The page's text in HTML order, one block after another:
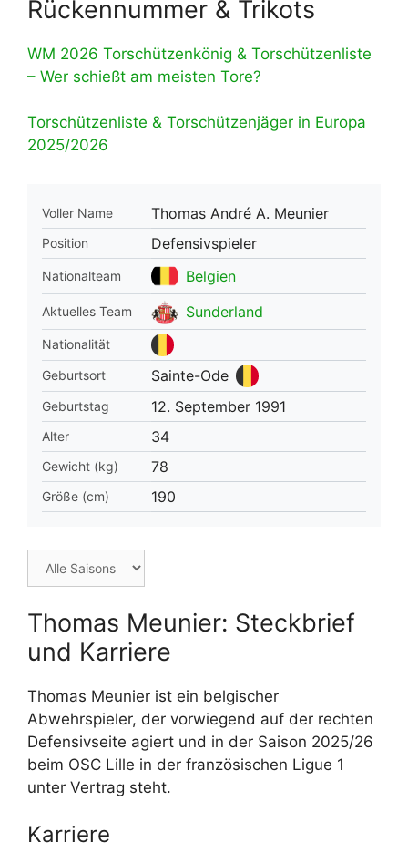
Rückennummer & Trikots
WM 2026 Torschützenkönig & Torschützenliste
– Wer schießt am meisten Tore?
Torschützenliste & Torschützenjäger in Europa
2025/2026
Voller Name Thomas André A. Meunier
Position Defensivspieler
Nationalteam Belgien
Aktuelles Team Sunderland
Nationalität
Geburtsort
Sainte-Ode
Geburtstag 12. September 1991
Alter 34
Gewicht (kg) 78
Größe (cm) 190
Thomas Meunier: Steckbrief
und Karriere
Thomas Meunier ist ein belgischer
Abwehrspieler, der vorwiegend auf der rechten
Defensivseite agiert und in der Saison 2025/26
beim OSC Lille in der französischen Ligue 1
unter Vertrag steht.
Karriere